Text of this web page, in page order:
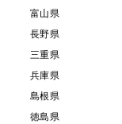
富山県
長野県
三重県
兵庫県
島根県
徳島県